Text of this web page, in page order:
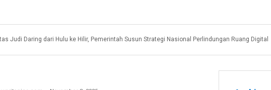
Judi Daring dari Hulu ke Hilir, Pemerintah Susun Strategi Nasional Perlindungan Ruang Digital